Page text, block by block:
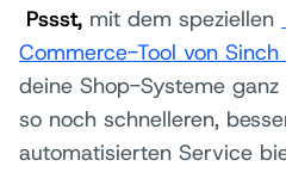
Pssst, mit dem speziellen
Commerce-Tool von Sinch
deine Shop-Systeme
so noch schnelleren,
automatisierten Service